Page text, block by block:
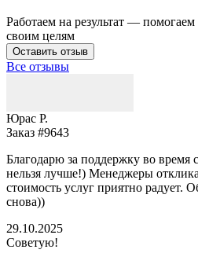
Работаем на результат —
своим целям
Оставить отзыв
Все отзывы
Юрас Р.
Заказ #9643
Благодарю за поддержку во
нельзя лучше!) Менеджеры
стоимость услуг приятно радует.
снова))
29.10.2025
Советую!